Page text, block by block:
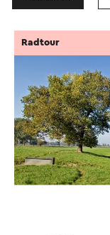
Radtour